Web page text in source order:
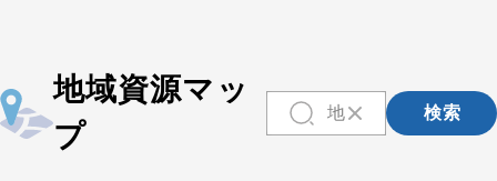
地域資源マッ
プ
検索